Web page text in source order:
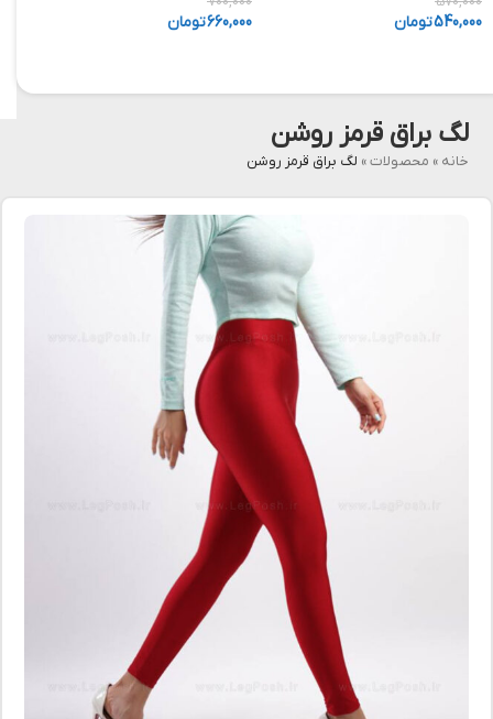
540,000تومان 660,000تومان
لگ براق قرمز روشن
خانه » محصولات» لگ براق قرمز روشن